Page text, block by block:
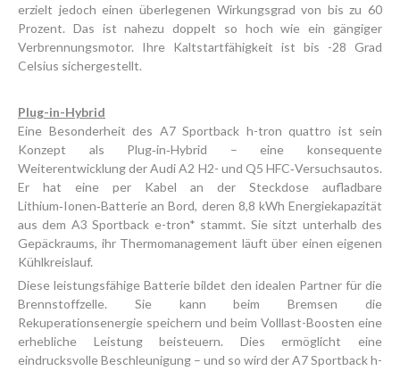
erzielt jedoch einen überlegenen Wirkungsgrad von bis zu 60
Prozent. Das ist nahezu doppelt so hoch wie ein gängiger
Verbrennungsmotor. Ihre Kaltstartfähigkeit ist bis -28 Grad
Celsius sichergestellt.
Plug-in-Hybrid
Eine Besonderheit des A7 Sportback h-tron quattro ist sein
Konzept als Plug‑in‑Hybrid – eine konsequente
Weiterentwicklung der Audi A2 H2- und Q5 HFC‑Versuchsautos.
Er hat eine per Kabel an der Steckdose aufladbare
Lithium‑Ionen‑Batterie an Bord, deren 8,8 kWh Energiekapazität
aus dem A3 Sportback e-tron* stammt. Sie sitzt unterhalb des
Gepäckraums, ihr Thermomanagement läuft über einen eigenen
Kühlkreislauf.
Diese leistungsfähige Batterie bildet den idealen Partner für die
Brennstoffzelle. Sie kann beim Bremsen die
Rekuperationsenergie speichern und beim Volllast-Boosten eine
erhebliche Leistung beisteuern. Dies ermöglicht eine
eindrucksvolle Beschleunigung – und so wird der A7 Sportback h-